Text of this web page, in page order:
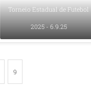
Torneio Estadual de Futebol
2025 - 6.9.25
9